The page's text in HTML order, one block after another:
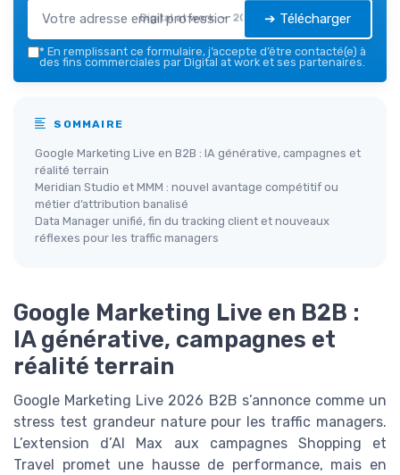
Digital at work — 2026 ➔ Télécharger
* En remplissant ce formulaire, j’accepte d’être contacté(e) à
des fins commerciales par Digital at work et ses partenaires.
SOMMAIRE
Google Marketing Live en B2B : IA générative, campagnes et
réalité terrain
Meridian Studio et MMM : nouvel avantage compétitif ou
métier d’attribution banalisé
Data Manager unifié, fin du tracking client et nouveaux
réflexes pour les traffic managers
Google Marketing Live en B2B :
IA générative, campagnes et
réalité terrain
Google Marketing Live 2026 B2B s’annonce comme un
stress test grandeur nature pour les traffic managers.
L’extension d’AI Max aux campagnes Shopping et
Travel promet une hausse de performance, mais en